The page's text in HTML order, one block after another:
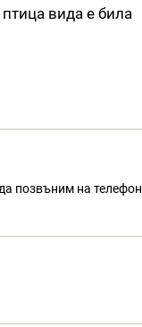
вида е била
позвъним на телефон